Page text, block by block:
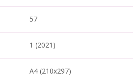
57
1 (2021)
A4 (210x297)